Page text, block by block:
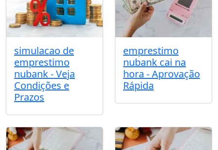
simulacao de
emprestimo
nubank - Veja
Condições e
Prazos
emprestimo
nubank cai na
hora - Aprovação
Rápida